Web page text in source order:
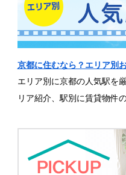
京都に住むなら？エリア別
エリア別に京都の人気駅を
リア紹介、駅別に賃貸物件